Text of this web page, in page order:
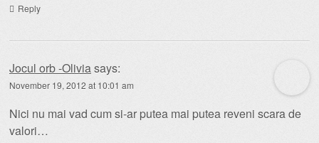
Reply
Jocul orb -Oliviasays:
November 19, 2012 at 10:01 am
Nici nu mai vad cum si-ar putea mai putea reveni scara de
valori…